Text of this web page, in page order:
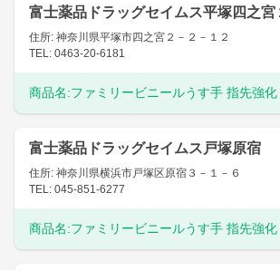
富士薬品ドラッグセイムス平塚四之宮
住所: 神奈川県平塚市四之宮２－２－１２
TEL: 0463-20-6181
商品名:ファミリービニールうす手 指先強
富士薬品ドラッグセイムス戸塚原宿
住所: 神奈川県横浜市戸塚区原宿３－１－６
TEL: 045-851-6277
商品名:ファミリービニールうす手 指先強